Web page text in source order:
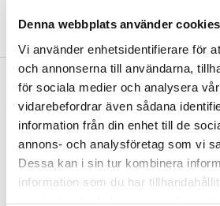
Denna webbplats använder cookies
Vi använder enhetsidentifierare för
och annonserna till användarna,
för sociala medier och analysera
vidarebefordrar även sådana
information från din enhet till de
annons- och analysföretag som vi
Dessa kan i sin tur kombinera
information som du har
Täydennä